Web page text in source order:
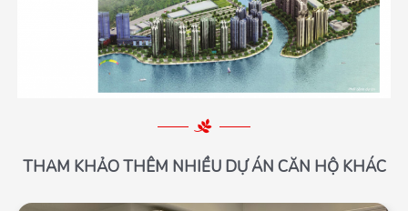
THAM KHẢO THÊM NHIỀU DỰ ÁN CĂN HỘ KHÁC